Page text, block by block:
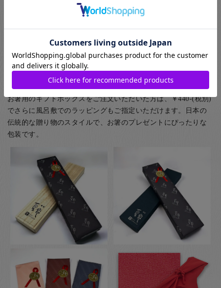
お箸のギフト用のラッピングとして紙箱と桐箱がお選びいただ
ります。
(お子様食器に関してはギフト用・ご自宅用問わず、紙箱(無料)
に入れてのお届けとなります(ギフト用はその上から包装紙にて
ラッピング)) お箸用の無料のラッピングは、箸袋に入れるタイ
プのものになります。
お箸用のギフトボックスをご注文いただいた方は、￥440-(税別)
でさらに風呂敷でのラッピングもご指定いただけます。日本の
伝統的な贈り物のスタイルで、お箸のプレゼントにぴったりな
包装です。